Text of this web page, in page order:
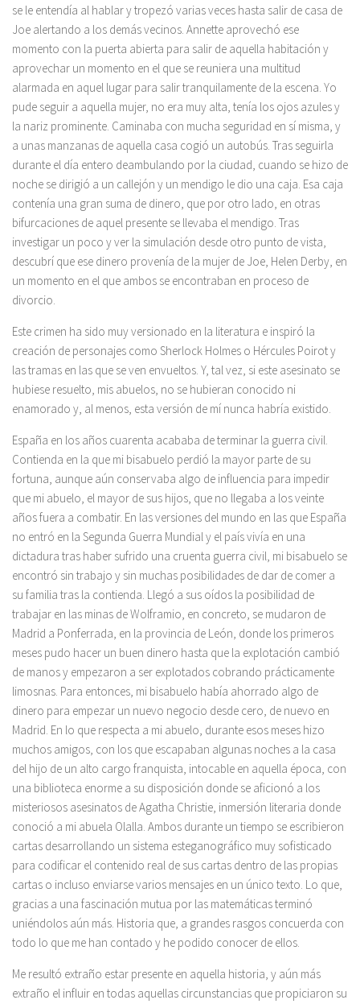
se le entendía al hablar y tropezó varias veces hasta salir de casa de
Joe alertando a los demás vecinos. Annette aprovechó ese
momento con la puerta abierta para salir de aquella habitación y
aprovechar un momento en el que se reuniera una multitud
alarmada en aquel lugar para salir tranquilamente de la escena. Yo
pude seguir a aquella mujer, no era muy alta, tenía los ojos azules y
la nariz prominente. Caminaba con mucha seguridad en sí misma, y
a unas manzanas de aquella casa cogió un autobús. Tras seguirla
durante el día entero deambulando por la ciudad, cuando se hizo de
noche se dirigió a un callejón y un mendigo le dio una caja. Esa caja
contenía una gran suma de dinero, que por otro lado, en otras
bifurcaciones de aquel presente se llevaba el mendigo. Tras
investigar un poco y ver la simulación desde otro punto de vista,
descubrí que ese dinero provenía de la mujer de Joe, Helen Derby, en
un momento en el que ambos se encontraban en proceso de
divorcio.
Este crimen ha sido muy versionado en la literatura e inspiró la
creación de personajes como Sherlock Holmes o Hércules Poirot y
las tramas en las que se ven envueltos. Y, tal vez, si este asesinato se
hubiese resuelto, mis abuelos, no se hubieran conocido ni
enamorado y, al menos, esta versión de mí nunca habría existido.
España en los años cuarenta acababa de terminar la guerra civil.
Contienda en la que mi bisabuelo perdió la mayor parte de su
fortuna, aunque aún conservaba algo de influencia para impedir
que mi abuelo, el mayor de sus hijos, que no llegaba a los veinte
años fuera a combatir. En las versiones del mundo en las que España
no entró en la Segunda Guerra Mundial y el país vivía en una
dictadura tras haber sufrido una cruenta guerra civil, mi bisabuelo se
encontró sin trabajo y sin muchas posibilidades de dar de comer a
su familia tras la contienda. Llegó a sus oídos la posibilidad de
trabajar en las minas de Wolframio, en concreto, se mudaron de
Madrid a Ponferrada, en la provincia de León, donde los primeros
meses pudo hacer un buen dinero hasta que la explotación cambió
de manos y empezaron a ser explotados cobrando prácticamente
limosnas. Para entonces, mi bisabuelo había ahorrado algo de
dinero para empezar un nuevo negocio desde cero, de nuevo en
Madrid. En lo que respecta a mi abuelo, durante esos meses hizo
muchos amigos, con los que escapaban algunas noches a la casa
del hijo de un alto cargo franquista, intocable en aquella época, con
una biblioteca enorme a su disposición donde se aficionó a los
misteriosos asesinatos de Agatha Christie, inmersión literaria donde
conoció a mi abuela Olalla. Ambos durante un tiempo se escribieron
cartas desarrollando un sistema esteganográfico muy sofisticado
para codificar el contenido real de sus cartas dentro de las propias
cartas o incluso enviarse varios mensajes en un único texto. Lo que,
gracias a una fascinación mutua por las matemáticas terminó
uniéndolos aún más. Historia que, a grandes rasgos concuerda con
todo lo que me han contado y he podido conocer de ellos.
Me resultó extraño estar presente en aquella historia, y aún más
extraño el influir en todas aquellas circunstancias que propiciaron su